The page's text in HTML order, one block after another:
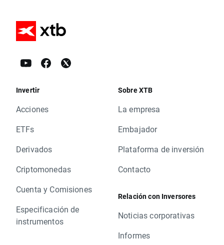
Invertir
Acciones
ETFs
Derivados
Criptomonedas
Cuenta y Comisiones
Especificación de
instrumentos
Sobre XTB
La empresa
Embajador
Plataforma de inversión
Contacto
Relación con Inversores
Noticias corporativas
Informes